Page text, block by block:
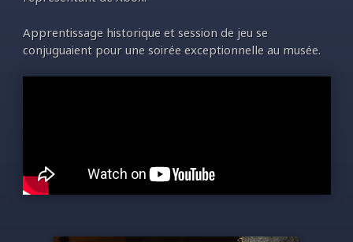
Apprentissage historique et session de jeu se
conjuguaient pour une soirée exceptionnelle au musée.